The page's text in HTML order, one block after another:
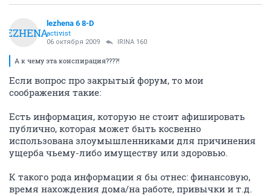
LEZHENA
lezhena 6 8-D
activist
06 октября 2009 IRINA 160
А к чему эта конспирация????!
Если вопрос про закрытый форум, то мои
соображения такие:
Есть информация, которую не стоит афишировать
публично, которая может быть косвенно
использована злоумышленниками для причинения
ущерба чьему-либо имуществу или здоровью.
К такого рода информации я бы отнес: финансовую,
время нахождения дома/на работе, привычки и т.д.